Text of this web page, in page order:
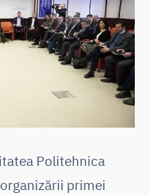
Politehnica
primei